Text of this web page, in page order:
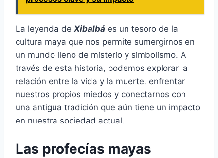
La leyenda de Xibalbá es un tesoro de la
cultura maya que nos permite sumergirnos en
un mundo lleno de misterio y simbolismo. A
través de esta historia, podemos explorar la
relación entre la vida y la muerte, enfrentar
nuestros propios miedos y conectarnos con
una antigua tradición que aún tiene un impacto
en nuestra sociedad actual.
Las profecías mayas